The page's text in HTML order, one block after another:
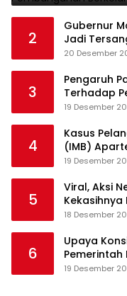
2
Gubernur
Jadi
Pengadaan
20 Desember
3
Pengaruh
Terhadap
Jambi
19 Desember
4
Kasus
(IMB)
Yogyakarta
19 Desember
5
Viral, Aksi
Kekasihnya
18 Desember
6
Upaya
Pemerintah
Masyarakat
19 Desember